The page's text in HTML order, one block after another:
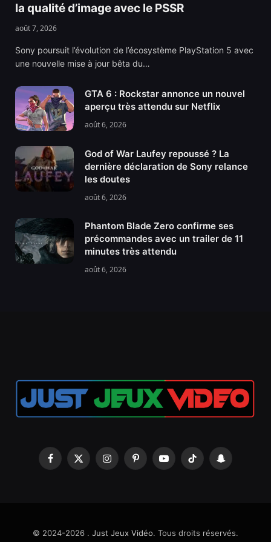
la qualité d’image avec le PSSR
août 7, 2026
Sony poursuit l’évolution de l’écosystème PlayStation 5 avec
une nouvelle mise à jour bêta du…
GTA 6 : Rockstar annonce un nouvel
aperçu très attendu sur Netflix
août 6, 2026
God of War Laufey repoussé ? La
dernière déclaration de Sony relance
les doutes
août 6, 2026
Phantom Blade Zero confirme ses
précommandes avec un trailer de 11
minutes très attendu
août 6, 2026
Facebook
X
InstagramPinterestYouTubeTikTok Snapchat
© 2024-2026 . Just Jeux Vidéo. Tous droits réservés.